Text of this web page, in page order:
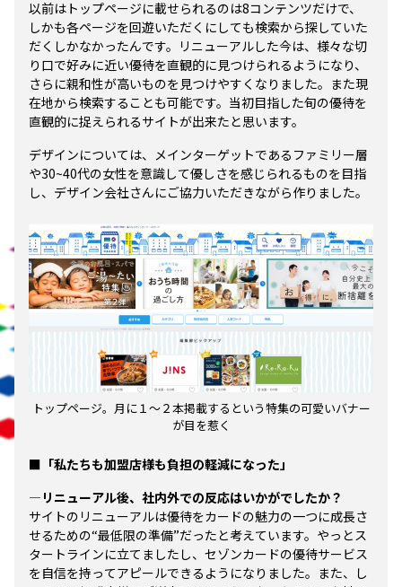
以前はトップページに載せられるのは8コンテンツだけで、
しかも各ページを回遊いただくにしても検索から探していた
だくしかなかったんです。リニューアルした今は、様々な切
り口で好みに近い優待を直観的に見つけられるようになり、
さらに親和性が高いものを見つけやすくなりました。また現
在地から検索することも可能です。当初目指した旬の優待を
直観的に捉えられるサイトが出来たと思います。
デザインについては、メインターゲットであるファミリー層
や30~40代の女性を意識して優しさを感じられるものを目指
し、デザイン会社さんにご協力いただきながら作りました。
トップページ。月に１～２本掲載するという特集の可愛いバナー
が目を惹く
■「私たちも加盟店様も負担の軽減になった」
―リニューアル後、社内外での反応はいかがでしたか？
サイトのリニューアルは優待をカードの魅力の一つに成長さ
せるための“最低限の準備”だったと考えています。やっとス
タートラインに立てましたし、セゾンカードの優待サービス
を自信を持ってアピールできるようになりました。また、し